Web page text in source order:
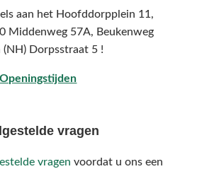
aan het Hoofddorpplein 11,
Middenweg 57A, Beukenweg
(NH) Dorpsstraat 5 !
Openingstijden
vragen
vragen voordat u ons een